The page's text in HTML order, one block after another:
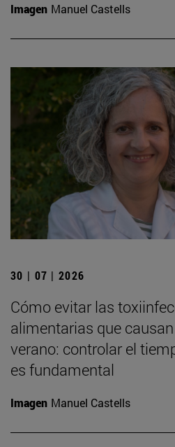
Imagen Manuel Castells
30 | 07 | 2026
Cómo evitar las
alimentarias que
verano: controlar el
es fundamental
Imagen Manuel Castells